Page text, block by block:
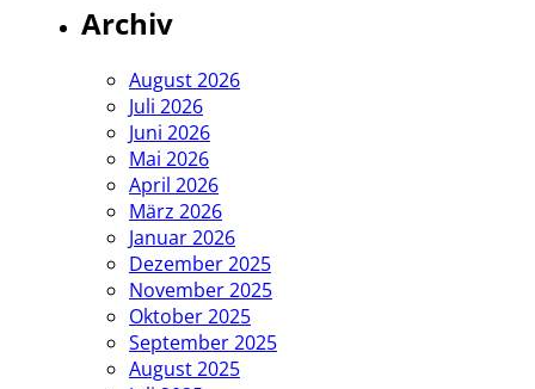
Archiv
August 2026
Juli 2026
Juni 2026
Mai 2026
April 2026
März 2026
Januar 2026
Dezember 2025
November 2025
Oktober 2025
September 2025
August 2025